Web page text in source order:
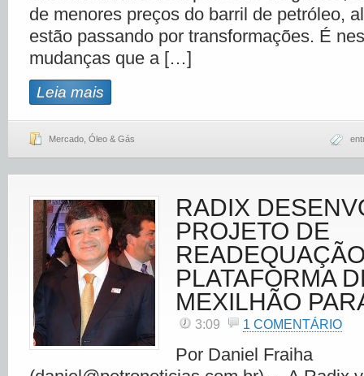
de menores preços do barril de petróleo,
estão passando por transformações. É
mudanças que a […]
Leia mais
Mercado Óleo & Gás
RADIX
PROJETO DE
PLATAFORMA
MEXILHÃO
3:09 1 COMENTÁRIO
Por Daniel Fraiha